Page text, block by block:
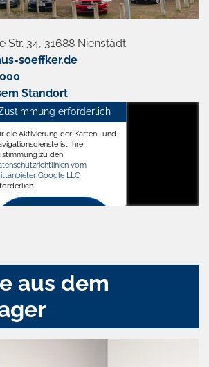
Str. 34, 31688 Nienstädt
soeffker.de
Standort
31688 Nienstädt
erforderlich
die Aktivierung der Karten- und
ist Ihre
zu den
vom
Google LLC
aus dem